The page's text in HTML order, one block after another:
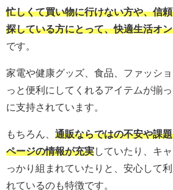
忙しくて買い物に行けない方や、信
探している方にとって、快適生活オ
です。
家電や健康グッズ、食品、ファッシ
っと便利にしてくれるアイテムが揃
に支持されています。
もちろん、 通販ならではの不安や課
ページの情報が充実していたり、キ
っかり組まれていたりと、安心して
れているのも特徴です。